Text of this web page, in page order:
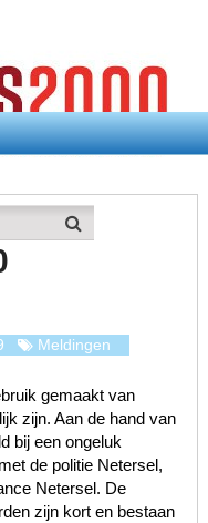
Meldingen
gemaakt van
zijn. Aan de hand van
bij een ongeluk
de politie Netersel,
Netersel. De
zijn kort en bestaan